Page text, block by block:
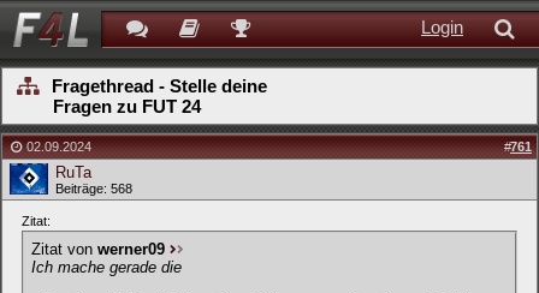
Login
Fragethread - Stelle deine
Fragen zu FUT 24
02.09.2024 #761
RuTa
Beiträge: 568
Zitat:
Zitat von werner09
Ich mache gerade die